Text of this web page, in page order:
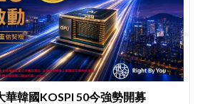
華韓國KOSPI 50今強勢開募